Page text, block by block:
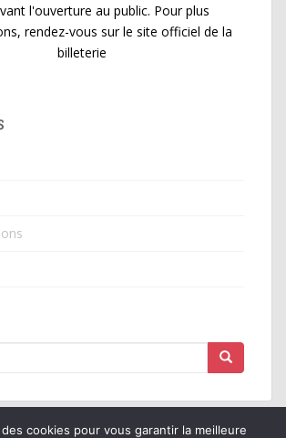
l'ouverture au public. Pour plus
rendez-vous sur le site officiel de la
billeterie
cookies pour vous garantir la meilleure